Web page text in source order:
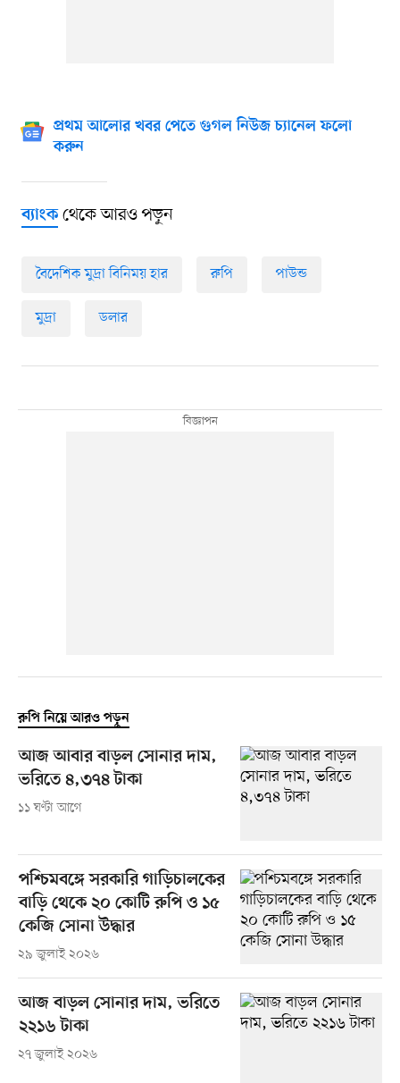
প্রথম আলোর খবর পেতে গুগল নিউজ চ্যানেল ফলো
করুন
ব্যাংকথেকে আরও পড়ুন
বৈদেশিক মুদ্রা বিনিময় হার রুপি পাউন্ড
মুদ্রা ডলার
রুপি নিয়ে আরও পড়ুন
আজ আবার বাড়ল সোনার দাম,
ভরিতে ৪,৩৭৪ টাকা
১১ ঘণ্টা আগে
পশ্চিমবঙ্গে সরকারি গাড়িচালকের
বাড়ি থেকে ২০ কোটি রুপি ও ১৫
কেজি সোনা উদ্ধার
২৯ জুলাই ২০২৬
আজ বাড়ল সোনার দাম, ভরিতে
২২১৬ টাকা
২৭ জুলাই ২০২৬